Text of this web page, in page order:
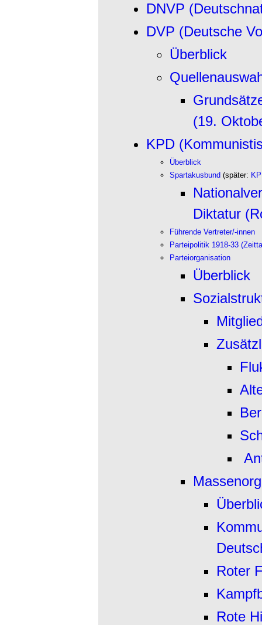
DNVP
DVP (Deutsche
Überblick
(19.
KPD
Überblick
Spartakusbund (später:
Diktatur
Führende Vertreter/-innen
Parteipolitik 1918-33
Parteiorganisation
Überblick
Roter
Rote